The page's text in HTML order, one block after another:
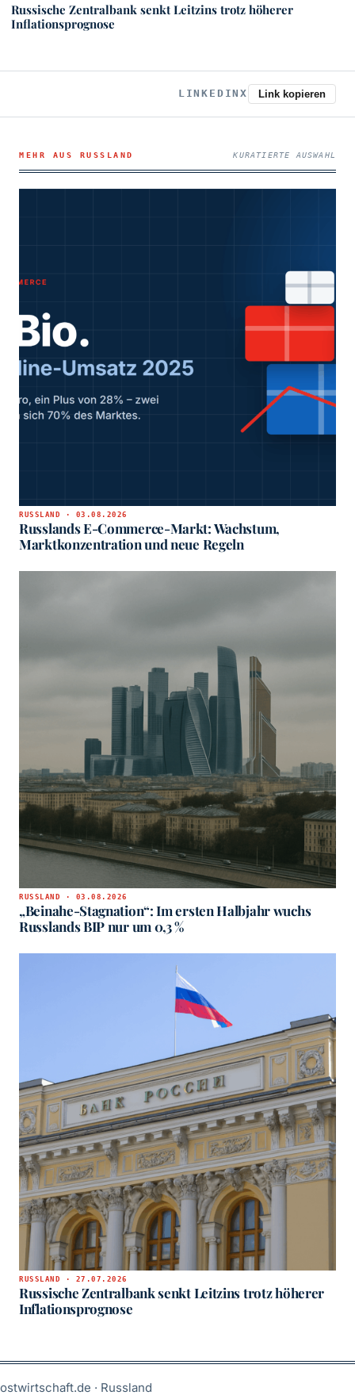
Russische Zentralbank senkt Leitzins trotz höherer
Inflationsprognose
LINKEDINX Link kopieren
MEHR AUS RUSSLAND KURATIERTE AUSWAHL
RUSSLAND · 03.08.2026
Russlands E-Commerce-Markt: Wachstum,
Marktkonzentration und neue Regeln
RUSSLAND · 03.08.2026
„Beinahe-Stagnation“: Im ersten Halbjahr wuchs
Russlands BIP nur um 0,3 %
RUSSLAND · 27.07.2026
Russische Zentralbank senkt Leitzins trotz höherer
Inflationsprognose
ostwirtschaft.de · Russland